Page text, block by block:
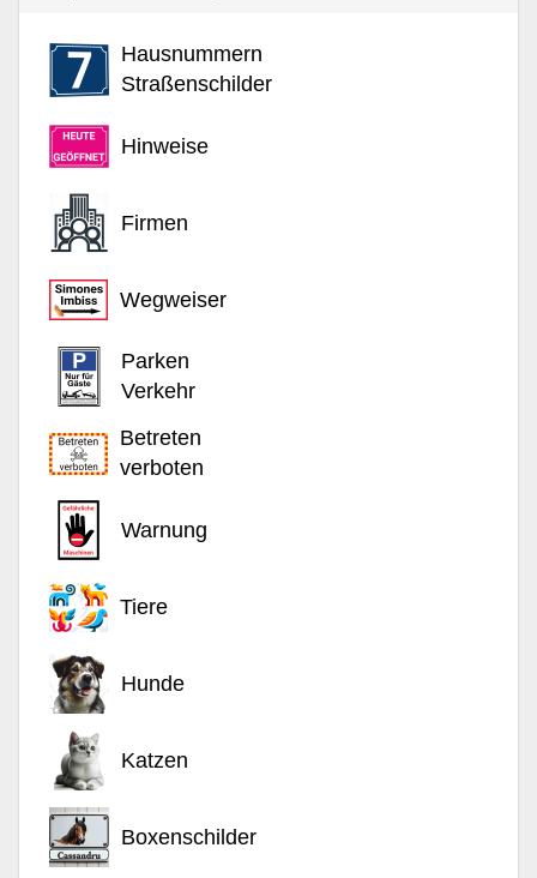
Hausnummern
Straßenschilder
Hinweise
Firmen
Wegweiser
Parken
Verkehr
Betreten
verboten
Warnung
Tiere
Hunde
Katzen
Boxenschilder